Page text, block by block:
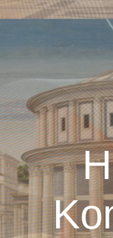
Skip